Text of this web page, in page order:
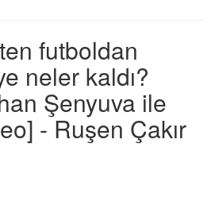
futboldan
neler kaldı?
Şenyuva ile
- Ruşen Çakır